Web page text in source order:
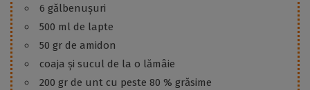
6 gălbenușuri
500 ml de lapte
50 gr de amidon
coaja și sucul de la o lămâie
200 gr de unt cu peste 80 % grăsime